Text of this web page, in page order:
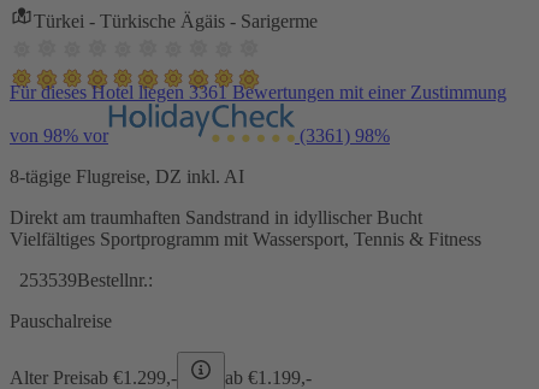
Türkei - Türkische Ägäis - Sarigerme
Für dieses Hotel liegen 3361 Bewertungen mit einer Zustimmung
von 98% vor (3361) 98%
8-tägige Flugreise, DZ inkl. AI
Direkt am traumhaften Sandstrand in idyllischer Bucht
Vielfältiges Sportprogramm mit Wassersport, Tennis & Fitness
253539Bestellnr.:
Pauschalreise
Alter Preisab €1.299,- ab €1.199,-